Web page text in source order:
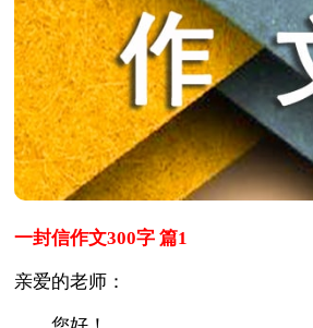
一封信作文300字 篇1
亲爱的老师：